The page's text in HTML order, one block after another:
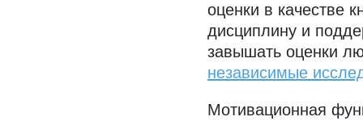
оценки в качестве
дисциплину и
завышать оценки
независимые
Мотивационная